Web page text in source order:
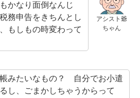
アシスト爺
ちゃん
かなり面倒なんじ
務申告をきちんとし
もしもの時変わって
みたいなもの？ 自分でお小遣
し、ごまかしちゃうからって